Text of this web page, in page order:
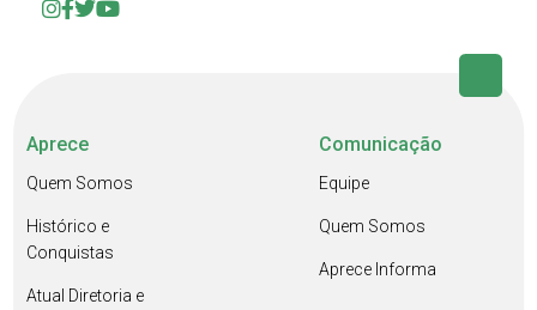
Aprece
Quem Somos
Histórico e
Conquistas
Atual Diretoria e
Comunicação
Equipe
Quem Somos
Aprece Informa